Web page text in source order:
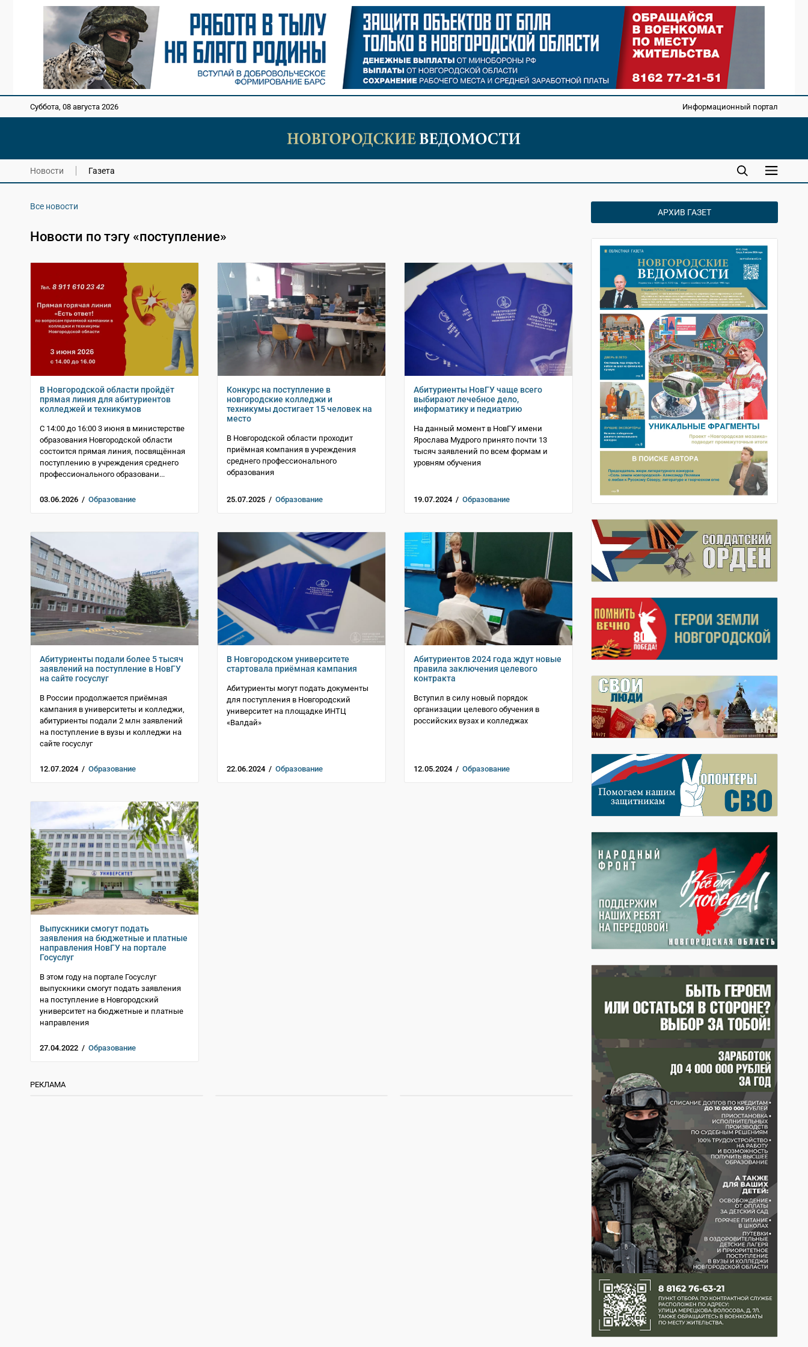
Суббота, 08 августа 2026 Информационный портал
Новости Газета
Все новости
Новости по тэгу «поступление»
В Новгородской области пройдёт
прямая линия для абитуриентов
колледжей и техникумов
С 14:00 до 16:00 3 июня в министерстве
образования Новгородской области
состоится прямая линия, посвящённая
поступлению в учреждения среднего
профессионального образовани...
03.06.2026 / Образование
Конкурс на поступление в
новгородские колледжи и
техникумы достигает 15 человек на
место
В Новгородской области проходит
приёмная компания в учреждения
среднего профессионального
образования
25.07.2025 / Образование
Абитуриенты НовГУ чаще всего
выбирают лечебное дело,
информатику и педиатрию
На данный момент в НовГУ имени
Ярослава Мудрого принято почти 13
тысяч заявлений по всем формам и
уровням обучения
19.07.2024 / Образование
Абитуриенты подали более 5 тысяч
заявлений на поступление в НовГУ
на сайте госуслуг
В России продолжается приёмная
кампания в университеты и колледжи,
абитуриенты подали 2 млн заявлений
на поступление в вузы и колледжи на
сайте госуслуг
12.07.2024 / Образование
В Новгородском университете
стартовала приёмная кампания
Абитуриенты могут подать документы
для поступления в Новгородский
университет на площадке ИНТЦ
«Валдай»
22.06.2024 / Образование
Абитуриентов 2024 года ждут новые
правила заключения целевого
контракта
Вступил в силу новый порядок
организации целевого обучения в
российских вузах и колледжах
12.05.2024 / Образование
Выпускники смогут подать
заявления на бюджетные и платные
направления НовГУ на портале
Госуслуг
В этом году на портале Госуслуг
выпускники смогут подать заявления
на поступление в Новгородский
университет на бюджетные и платные
направления
27.04.2022 / Образование
РЕКЛАМА
АРХИВ ГАЗЕТ